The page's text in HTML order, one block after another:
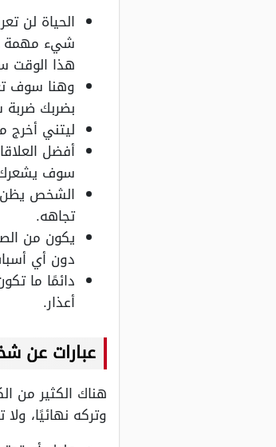
الحياة لن
شيء مهمة
هذا الوقت
وهنا سوف
بضربك
ليتني أخرج
أفضل
سوف يشعرك
الشخص يظن
تجاهه.
يكون من
دون أي
دائمًا ما
أعذار.
عبارات عن
هناك الكثير من
وتركه نهائيًا،